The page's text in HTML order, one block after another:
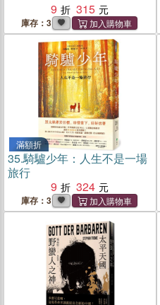
9
315
庫存：3
滿額折
35.騎驢少年：人生不是一場
旅行
9
324
庫存：3